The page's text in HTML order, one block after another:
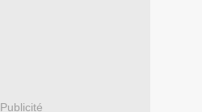
Publicité